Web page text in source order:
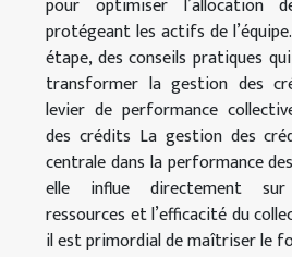
pour optimiser
protégeant les actifs de
étape, des conseils pratiques
transformer la gestion des
levier de performance
des crédits La gestion des
centrale dans la performance
elle influe directement sur
ressources et l’efficacité du
il est primordial de maîtriser le